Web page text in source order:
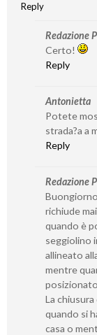
Reply
Redazione
Certo!
Reply
Antonietta
Potete
strada?a a
Reply
Redazione
richiude
quando è
seggiolino
allineato
mentre
La
quando si
casa o